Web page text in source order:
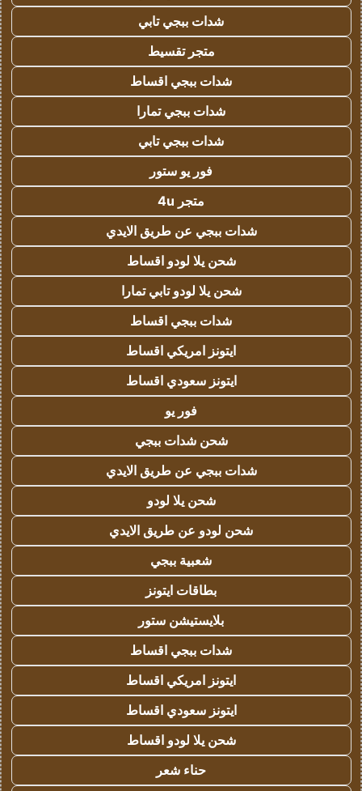
شدات ببجي تابي
متجر تقسيط
شدات ببجي اقساط
شدات ببجي تمارا
شدات ببجي تابي
فور يو ستور
متجر 4u
شدات ببجي عن طريق الايدي
شحن يلا لودو اقساط
شحن يلا لودو تابي تمارا
شدات ببجي اقساط
ايتونز امريكي اقساط
ايتونز سعودي اقساط
فور يو
شحن شدات ببجي
شدات ببجي عن طريق الايدي
شحن يلا لودو
شحن لودو عن طريق الايدي
شعبية ببجي
بطاقات ايتونز
بلايستيشن ستور
شدات ببجي اقساط
ايتونز امريكي اقساط
ايتونز سعودي اقساط
شحن يلا لودو اقساط
حناء شعر